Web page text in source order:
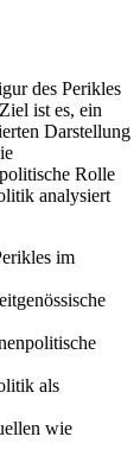
des Perikles
ist es, ein
Darstellung
Rolle
analysiert
im
als
wie